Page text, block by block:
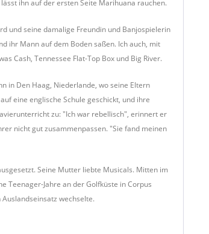
ihn auf der ersten Seite Marihuana rauchen.
und seine damalige Freundin und Banjospielerin
ihr Mann auf dem Boden saßen. Ich auch, mit
Cash, Tennessee Flat-Top Box und Big River.
in Den Haag, Niederlande, wo seine Eltern
eine englische Schule geschickt, und ihre
zu: "Ich war rebellisch", erinnert er
nicht gut zusammenpassen. "Sie fand meinen
Seine Mutter liebte Musicals. Mitten im
Teenager-Jahre an der Golfküste in Corpus
wechselte.